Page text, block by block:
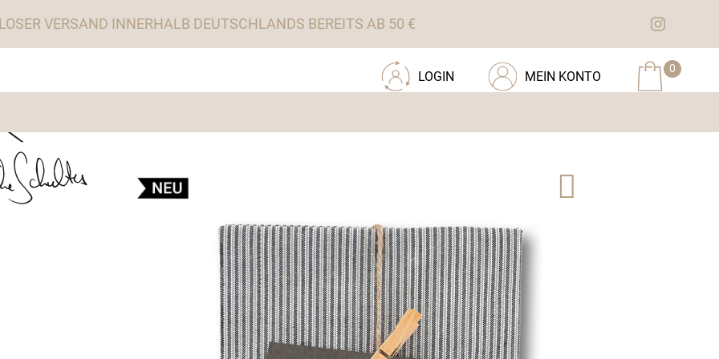
VERSAND INNERHALB DEUTSCHLANDS BEREITS AB 50 €
0
MEIN KONTO
LOGIN